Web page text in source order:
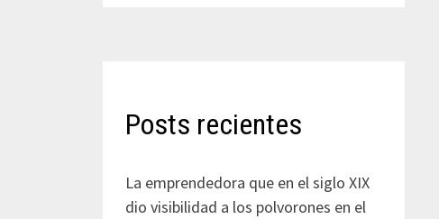
Posts recientes
La emprendedora que en el siglo XIX
dio visibilidad a los polvorones en el